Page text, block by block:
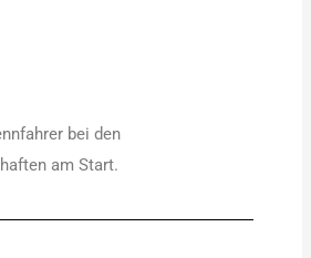
bei den
am Start.